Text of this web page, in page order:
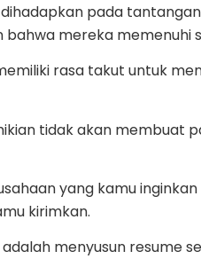
pada
mereka memenuhi
rasa takut untuk
tidak akan membuat
yang kamu
kirimkan.
menyusun resume